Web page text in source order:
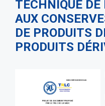
TECHNIQUE
AUX
DE PRODUITS
PRODUITS